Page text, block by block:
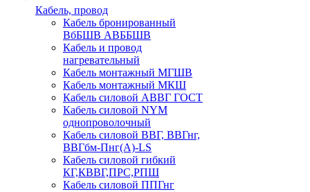
Кабель, провод
Кабель бронированный
ВбБШВ АВББШВ
Кабель и провод
нагревательный
Кабель монтажный МГШВ
Кабель монтажный МКШ
Кабель силовой АВВГ ГОСТ
Кабель силовой NYM
однопроволочный
Кабель силовой ВВГ, ВВГнг,
ВВГбм-Пнг(А)-LS
Кабель силовой гибкий
КГ,КВВГ,ПРС,РПШ
Кабель силовой ППГнг